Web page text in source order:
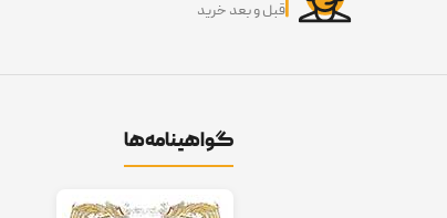
قبل و بعد خرید
گواهینامه‌ها